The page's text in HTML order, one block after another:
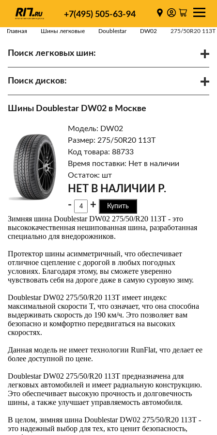
+7(495) 505-63-94
Главная Шины легковые Doublestar DW02 275/50R20 113T
Поиск легковых шин:
Поиск дисков:
Шины Doublestar DW02 в Москве
Модель: DW02
Размер: 275/50R20 113T
Код товара: 88733
Время поставки: Нет в наличии
Остаток: шт
НЕТ В НАЛИЧИИ Р.
-
+ Купить
Зимняя шина Doublestar DW02 275/50/R20 113T - это
высококачественная нешипованная шина, разработанная
специально для внедорожников.
Протектор шины асимметричный, что обеспечивает
отличное сцепление с дорогой в любых погодных
условиях. Благодаря этому, вы сможете уверенно
чувствовать себя на дороге даже в самую суровую зиму.
Doublestar DW02 275/50/R20 113T имеет индекс
максимальной скорости T, что означает, что она способна
выдерживать скорость до 190 км/ч. Это позволяет вам
безопасно и комфортно передвигаться на высоких
скоростях.
Данная модель не имеет технологии RunFlat, что делает ее
более доступной по цене.
Doublestar DW02 275/50/R20 113T предназначена для
легковых автомобилей и имеет радиальную конструкцию.
Это обеспечивает высокую прочность и долговечность
шины, а также улучшает управляемость автомобиля.
В целом, зимняя шина Doublestar DW02 275/50/R20 113T -
это надежный выбор для тех, кто ценит безопасность,